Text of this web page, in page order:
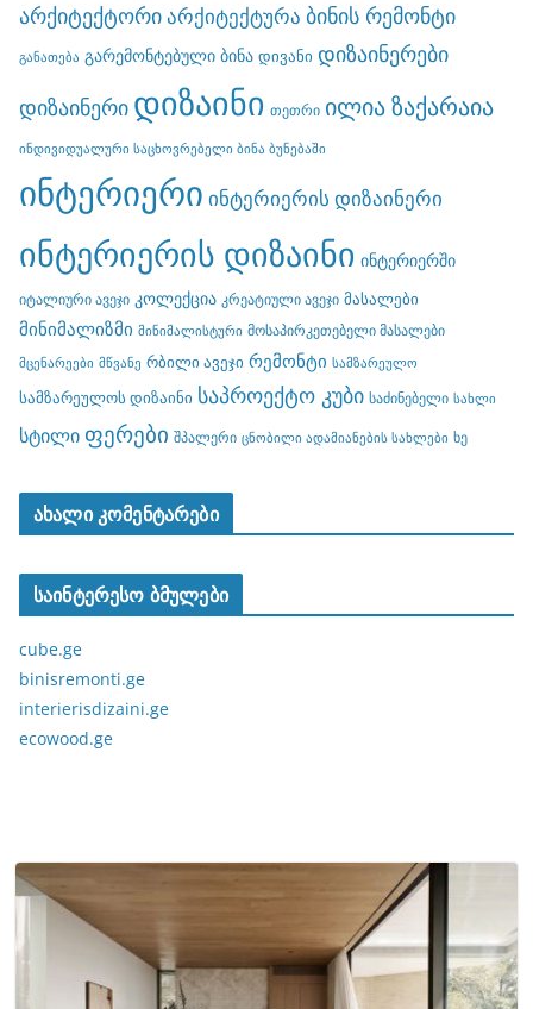
არქიტექტორიარქიტექტურა ბინის რემონტი
განათება გარემონტებული ბინა დივანი დიზაინერები
დიზაინერი დიზაინი თეთრი ილია ზაქარაია
ინდივიდუალური საცხოვრებელი ბინა ბუნებაში
ინტერიერი ინტერიერის დიზაინერი
ინტერიერის დიზაინი ინტერიერში
იტალიური ავეჯი კოლექცია კრეატიული ავეჯი მასალები
მინიმალიზმი მინიმალისტური მოსაპირკეთებელი მასალები
მცენარეები მწვანე რბილი ავეჯი რემონტი სამზარეულო
სამზარეულოს დიზაინი საპროექტო კუბი საძინებელი სახლი
სტილი ფერები შპალერი ცნობილი ადამიანების სახლები ხე
ახალი კომენტარები
საინტერესო ბმულები
cube.ge
binisremonti.ge
interierisdizaini.ge
ecowood.ge